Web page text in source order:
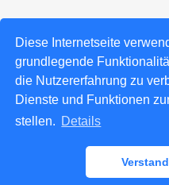
Diese Internetseite
grundlegende
die Nutzererfahrung zu
Dienste und Funktionen
stellen. Details